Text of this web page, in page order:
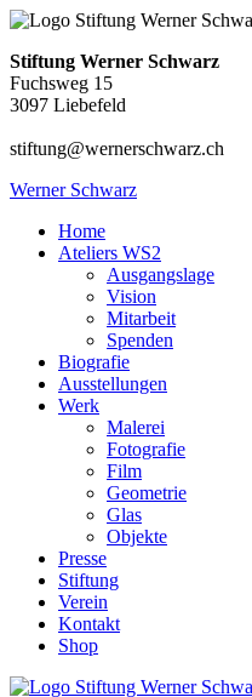
Stiftung Werner Schwarz
Fuchsweg 15
3097 Liebefeld
stiftung@wernerschwarz.ch
Werner Schwarz
Home
Ateliers WS2
Ausgangslage
Vision
Mitarbeit
Spenden
Biografie
Ausstellungen
Werk
Malerei
Fotografie
Film
Geometrie
Glas
Objekte
Presse
Stiftung
Verein
Kontakt
Shop